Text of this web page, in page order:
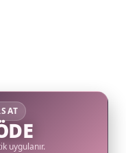
uygulanır.